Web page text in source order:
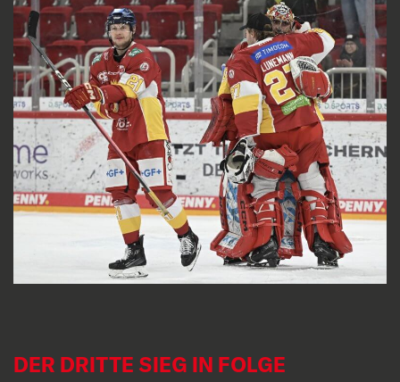
DER DRITTE SIEG IN FOLGE